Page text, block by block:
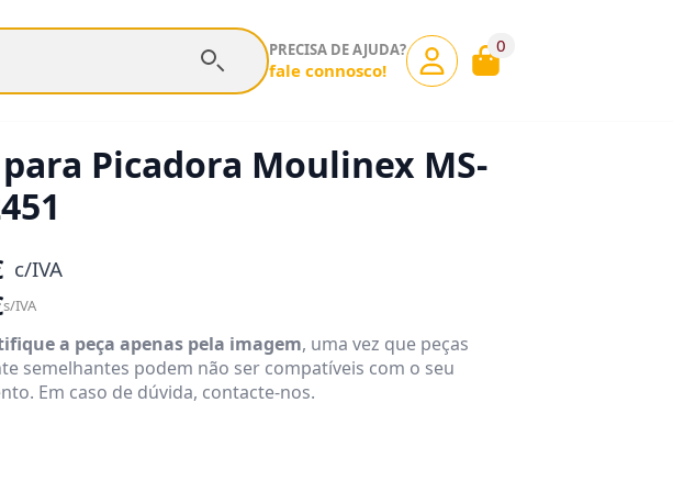
PRECISA DE AJUDA?
fale connosco!
0
para Picadora Moulinex MS-
c/IVA
s/IVA
a peça apenas pela imagem, uma vez que peças
semelhantes podem não ser compatíveis com o seu
Em caso de dúvida, contacte-nos.